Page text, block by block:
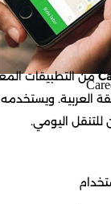
من التطبيقات
العربية.
اليومي.